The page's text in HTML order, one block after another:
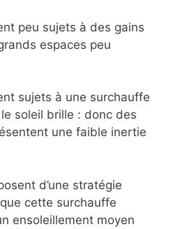
peu sujets à des gains
espaces peu
sujets à une surchauffe
soleil brille : donc des
une faible inertie
d’une stratégie
cette surchauffe
ensoleillement moyen